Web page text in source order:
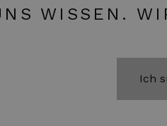
WISSEN.
Ich